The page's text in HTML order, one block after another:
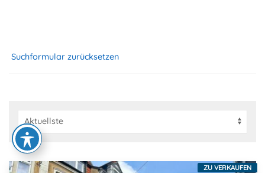
Suchformular zurücksetzen
ZU VERKAUFEN